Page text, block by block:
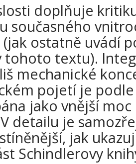
doplňuje
současného
ostatně uvádí
tohoto textu).
mechanické
pojetí je
jako vnější
detailu je
jak
Schindlerovy